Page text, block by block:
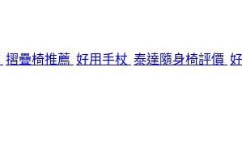
摺疊椅推薦 好用手杖 泰達隨身椅評價